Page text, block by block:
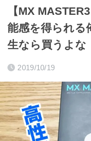
【MX
能感を得られる
生なら買うよな
2019/10/19